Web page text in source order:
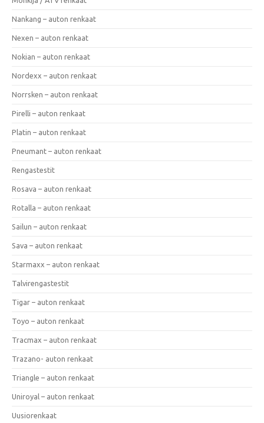
Nankang – auton renkaat
Nexen – auton renkaat
Nokian – auton renkaat
Nordexx – auton renkaat
Norrsken – auton renkaat
Pirelli – auton renkaat
Platin – auton renkaat
Pneumant – auton renkaat
Rengastestit
Rosava – auton renkaat
Rotalla – auton renkaat
Sailun – auton renkaat
Sava – auton renkaat
Starmaxx – auton renkaat
Talvirengastestit
Tigar – auton renkaat
Toyo – auton renkaat
Tracmax – auton renkaat
Trazano- auton renkaat
Triangle – auton renkaat
Uniroyal – auton renkaat
Uusiorenkaat